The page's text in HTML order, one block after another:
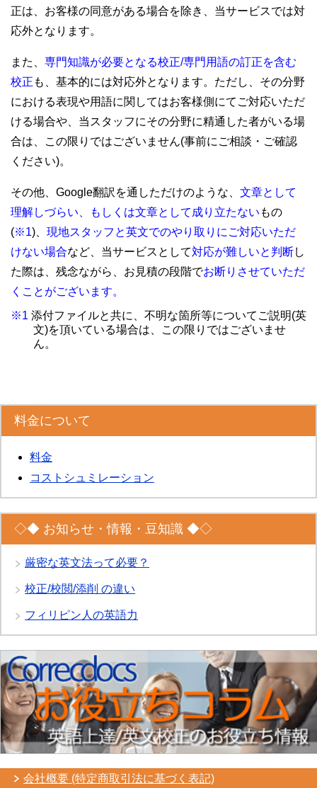
正は、お客様の同意がある場合を除き、当サービスでは対
応外となります。
また、 専門知識が必要となる校正/専門用語の訂正を含む
校正 も、基本的には対応外となります。ただし、その分野
における表現や用語に関してはお客様側にてご対応いただ
ける場合や、当スタッフにその分野に精通した者がいる場
合は、この限りではございません(事前にご相談・ご確認
ください)。
その他、Google翻訳を通しただけのような、 文章として
理解しづらい、もしくは文章として成り立たない もの
(※1)、 現地スタッフと英文でのやり取りにご対応いただ
けない場合など、当サービスとして対応が難しいと判断し
た際は、残念ながら、お見積の段階でお断りさせていただ
くことがございます。
※1 添付ファイルと共に、不明な箇所等についてご説明(英
文)を頂いている場合は、この限りではございませ
ん。
料金について
料金
コストシュミレーション
◇◆ お知らせ・情報・豆知識 ◆◇
厳密な英文法って必要？
校正/校閲/添削 の違い
フィリピン人の英語力
会社概要 (特定商取引法に基づく表記)